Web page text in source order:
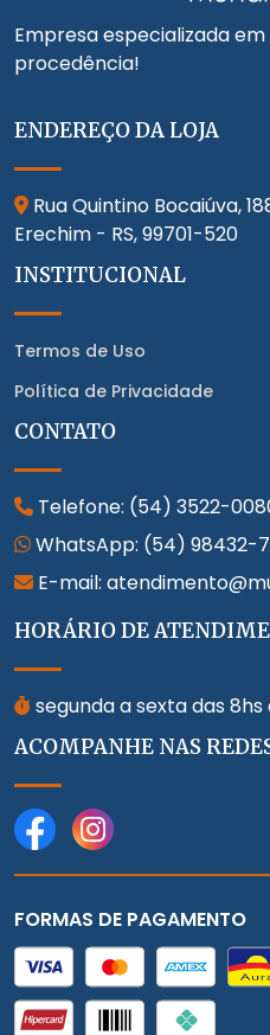
Empresa especializada
procedência!
ENDEREÇO DA LOJA
Rua Quintino Bocaiúva,
Erechim - RS,99701-520
INSTITUCIONAL
Termos de Uso
Política de Privacidade
CONTATO
Telefone: (54) 3522-
WhatsApp: (54) 98432-
E-mail:
HORÁRIO DE
segunda a sexta das 8hs
ACOMPANHE NAS
FORMAS DE PAGAMENTO